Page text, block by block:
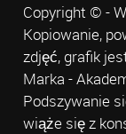
Copyright © -
Kopiowanie,
zdjęć, grafik
Marka -
Podszywanie
wiąże się z